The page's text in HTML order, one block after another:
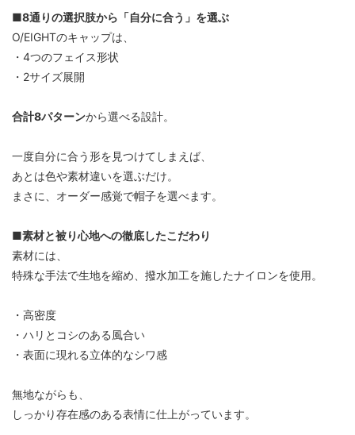
■8通りの選択肢から「自分に合う」を選ぶ
O/EIGHTのキャップは、
・4つのフェイス形状
・2サイズ展開
合計8パターンから選べる設計。
一度自分に合う形を見つけてしまえば、
あとは色や素材違いを選ぶだけ。
まさに、オーダー感覚で帽子を選べます。
■素材と被り心地への徹底したこだわり
素材には、
特殊な手法で生地を縮め、撥水加工を施したナイロンを使用。
・高密度
・ハリとコシのある風合い
・表面に現れる立体的なシワ感
無地ながらも、
しっかり存在感のある表情に仕上がっています。